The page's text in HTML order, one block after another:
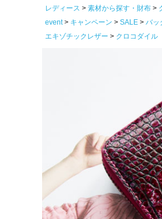
レディース
素材から探す・財布
event
キャンペーン SALE
バッ
エキゾチックレザー
クロコダイル